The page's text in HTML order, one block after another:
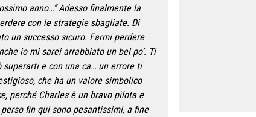
anno…” Adesso finalmente la
con le strategie sbagliate. Di
un successo sicuro. Farmi perdere
io mi sarei arrabbiato un bel po’. Ti
e con una ca… un errore ti
che ha un valore simbolico
perché Charles è un bravo pilota e
fin qui sono pesantissimi, a fine